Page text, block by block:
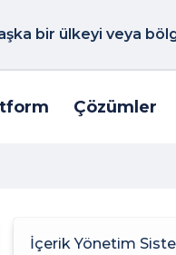
bir ülkeyi veya
Çözümler
İçerik Yönetim